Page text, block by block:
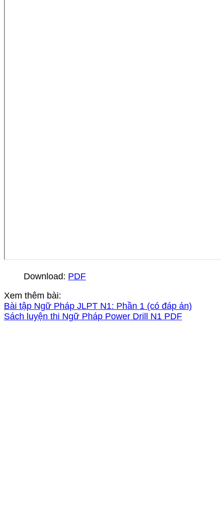
Download: PDF
Xem thêm bài:
Bài tập Ngữ Pháp JLPT N1: Phần 1 (có đáp án)
Sách luyện thi Ngữ Pháp Power Drill N1 PDF